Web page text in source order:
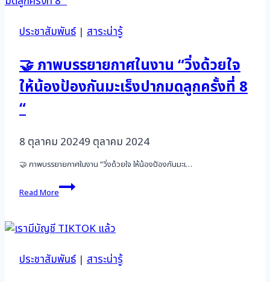
ประชาสัมพันธ์| สาระน่ารู้
🤝 ภาพบรรยายกาศในงาน “วิ่งด้วยใจ
ให้น้องป้องกันมะเร็งปากมดลูกครั้งที่ 8
“
8 ตุลาคม 20249 ตุลาคม 2024
🤝 ภาพบรรยายกาศในงาน “วิ่งด้วยใจ ให้น้องป้องกันมะเ…
Read More
🤝
ภาพ
ใน
“วิ่ง
ประชาสัมพันธ์| สาระน่ารู้